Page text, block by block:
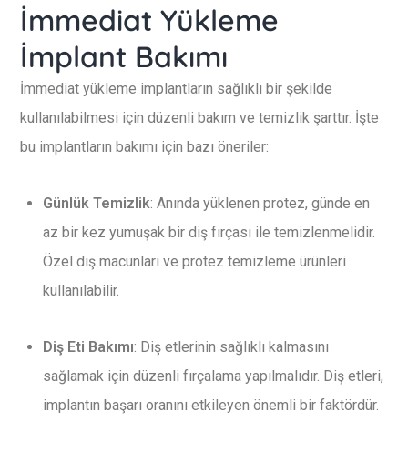
İmmediat Yükleme
İmplant Bakımı
İmmediat yükleme implantların sağlıklı bir şekilde
kullanılabilmesi için düzenli bakım ve temizlik şarttır. İşte
bu implantların bakımı için bazı öneriler:
Günlük Temizlik: Anında yüklenen protez, günde en
az bir kez yumuşak bir diş fırçası ile temizlenmelidir.
Özel diş macunları ve protez temizleme ürünleri
kullanılabilir.
Diş Eti Bakımı: Diş etlerinin sağlıklı kalmasını
sağlamak için düzenli fırçalama yapılmalıdır. Diş etleri,
implantın başarı oranını etkileyen önemli bir faktördür.